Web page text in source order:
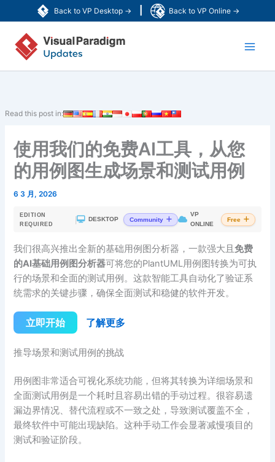
Back to VP Desktop → Back to VP Online →
至
Read this post in:
使用我们的免费AI工具，从您
的用例图生成场景和测试用例
6 3 月, 2026
EDITION
REQUIRED
| DESKTOP Community
VP
ONLINE
Free
我们很高兴推出全新的基础用例图分析器，一款强大且免费
的AI基础用例图分析器可将您的PlantUML用例图转换为可执
行的场景和全面的测试用例。这款智能工具自动化了验证系
统需求的关键步骤，确保全面测试和稳健的软件开发。
立即开始 了解更多
推导场景和测试用例的挑战
用例图非常适合可视化系统功能，但将其转换为详细场景和
全面测试用例是一个耗时且容易出错的手动过程。很容易遗
漏边界情况、替代流程或不一致之处，导致测试覆盖不全，
最终软件中可能出现缺陷。这种手动工作会显著减慢项目的
测试和验证阶段。